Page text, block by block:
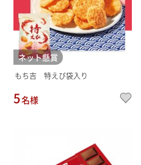
ネット懸賞
もち吉 特えび袋入り
5名様